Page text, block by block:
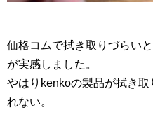
価格コムで拭き取りづらい
が実感しました。
やはりkenkoの製品が拭き
れない。